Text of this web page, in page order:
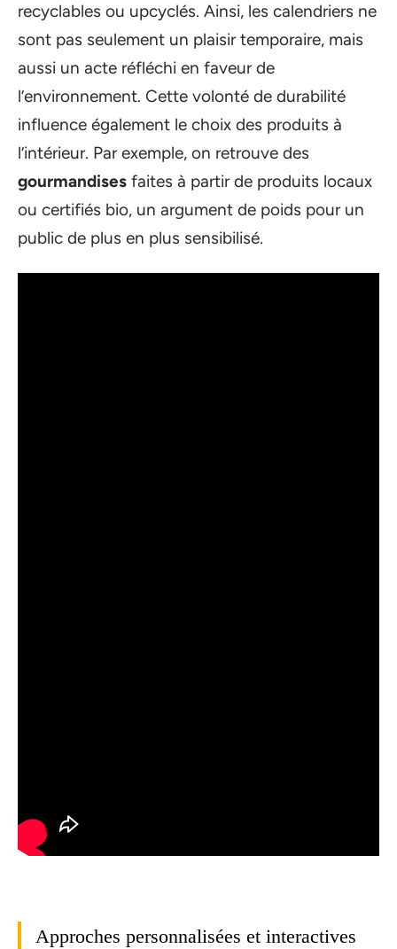
recyclables ou upcyclés. Ainsi, les calendriers ne
sont pas seulement un plaisir temporaire, mais
aussi un acte réfléchi en faveur de
l’environnement. Cette volonté de durabilité
influence également le choix des produits à
l’intérieur. Par exemple, on retrouve des
gourmandises faites à partir de produits locaux
ou certifiés bio, un argument de poids pour un
public de plus en plus sensibilisé.
Approches personnalisées et interactives